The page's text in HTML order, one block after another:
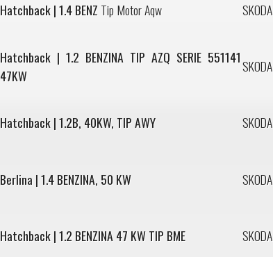
Hatchback | 1.4 BENZ Tip Motor Aqw SKODA
Hatchback | 1.2 BENZINA TIP AZQ SERIE 551141
47KW
SKODA
Hatchback | 1.2B, 40KW, TIP AWY SKODA
Berlina | 1.4 BENZINA, 50 KW SKODA
Hatchback | 1.2 BENZINA 47 KW TIP BME SKODA